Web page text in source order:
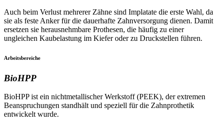
Auch beim Verlust mehrerer Zähne sind Implatate die erste Wahl, da
sie als feste Anker für die dauerhafte Zahnversorgung dienen. Damit
ersetzen sie herausnehmbare Prothesen, die häufig zu einer
ungleichen Kaubelastung im Kiefer oder zu Druckstellen führen.
Arbeitsbereiche
BioHPP
BioHPP ist ein nichtmetallischer Werkstoff (PEEK), der extremen
Beanspruchungen standhält und speziell für die Zahnprothetik
entwickelt wurde.